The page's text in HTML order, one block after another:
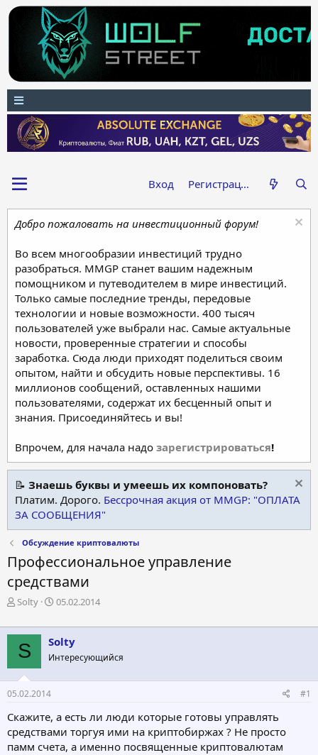
Вход Регистрация
Добро пожаловать на инвестиционный форум!
Во всем многообразии инвестиций трудно
разобраться. MMGP станет вашим надежным
помощником и путеводителем в мире инвестиций.
Только самые последние тренды, передовые
технологии и новые возможности. 400 тысяч
пользователей уже выбрали нас. Самые актуальные
новости, проверенные стратегии и способы
заработка. Сюда люди приходят поделиться своим
опытом, найти и обсудить новые перспективы. 16
миллионов сообщений, оставленных нашими
пользователями, содержат их бесценный опыт и
знания. Присоединяйтесь и вы!
Впрочем, для начала надо зарегистрироваться!
📝 Знаешь буквы и умеешь их компоновать?
Платим. Дорого. Бессрочная акция от MMGP: "ОПЛАТА
ЗА СООБЩЕНИЯ"
Обсуждение криптовалюты
Профессиональное управление
средствами
А
т
р
е
м
ы
Solty
Д
т
а
а
ч
л
а
05.02.2014
S Solty
Интересующийся
05.02.2014 #1
Скажите, а есть ли люди которые готовы управлять
средствами торгуя ими на криптобиржах ? Не просто
памм счета, а именно посвященные криптовалютам